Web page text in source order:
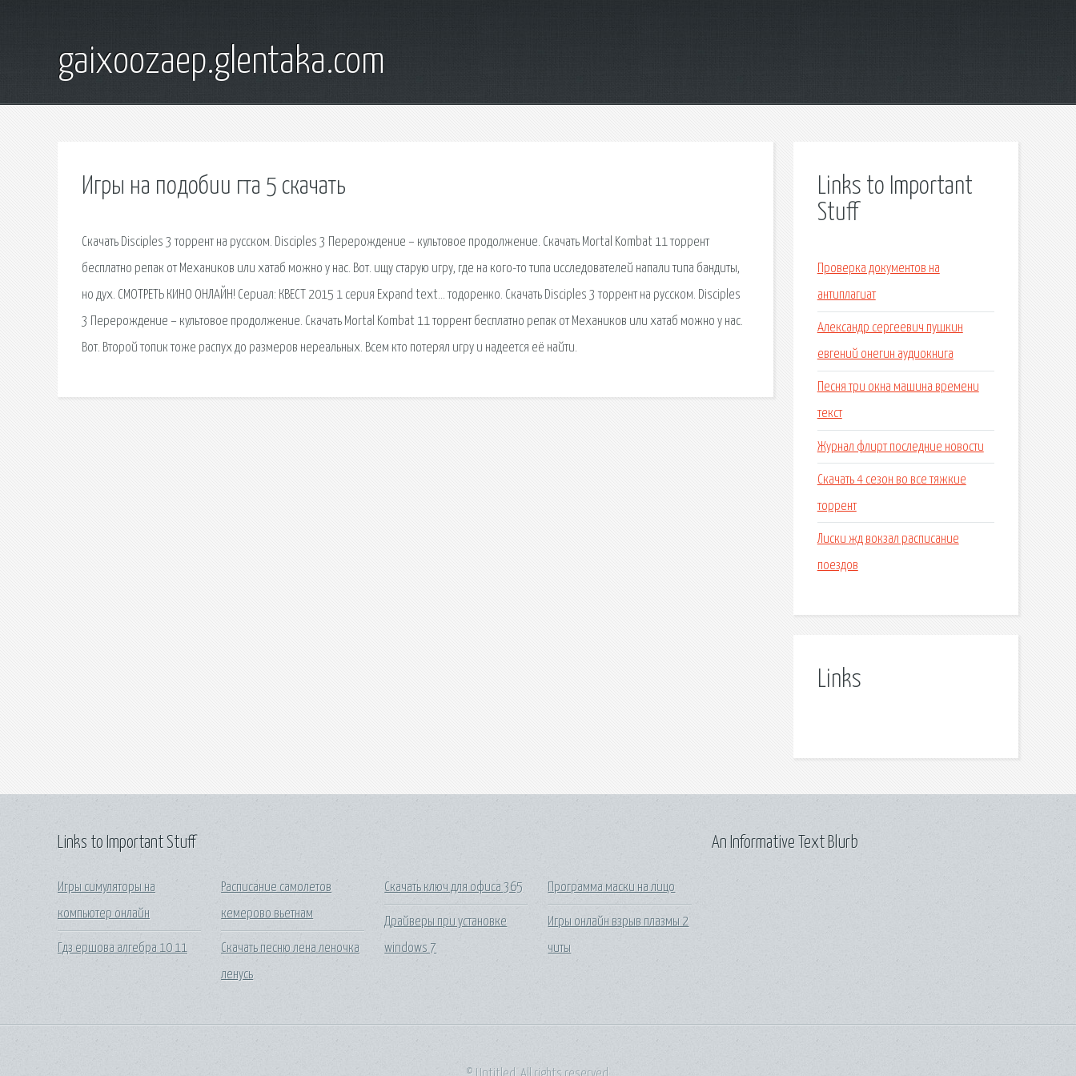
gaixoozaep.glentaka.com
Игры на подобии гта 5 скачать
Скачать Disciples 3 торрент на русском. Disciples 3 Перерождение – культовое продолжение. Скачать Mortal Kombat 11 торрент
бесплатно репак от Механиков или хатаб можно у нас. Вот. ищу старую игру, где на кого-то типа исследователей напали типа бандиты,
но дух. СМОТРЕТЬ КИНО ОНЛАЙН! Сериал: КВЕСТ 2015 1 серия Expand text… тодоренко. Скачать Disciples 3 торрент на русском. Disciples
3 Перерождение – культовое продолжение. Скачать Mortal Kombat 11 торрент бесплатно репак от Механиков или хатаб можно у нас.
Вот. Второй топик тоже распух до размеров нереальных. Всем кто потерял игру и надеется её найти.
Links to Important
Stuff
Проверка документов на
антиплагиат
Александр сергеевич пушкин
евгений онегин аудиокнига
Песня три окна машина времени
текст
Журнал флирт последние новости
Скачать 4 сезон во все тяжкие
торрент
Лиски жд вокзал расписание
поездов
Links
Links to Important Stuff
Игры симуляторы на
компьютер онлайн
Гдз ершова алгебра 10 11
Расписание самолетов
кемерово вьетнам
Скачать песню лена леночка
ленусь
Скачать ключ для офиса 365
Драйверы при установке
windows 7
Программа маски на лицо
Игры онлайн взрыв плазмы 2
читы
An Informative Text Blurb